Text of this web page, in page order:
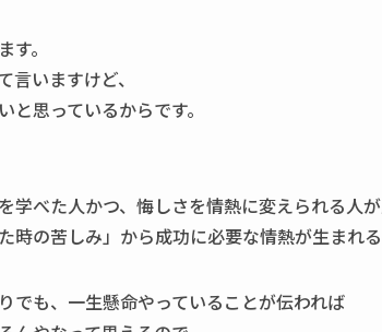
。
言いますけど、
と思っているからです。
学べた人かつ、悔しさを情熱に変えられる人が
時の苦しみ」から成功に必要な情熱が生まれる
でも、一生懸命やっていることが伝われば